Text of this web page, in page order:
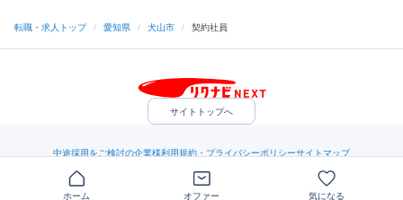
転職・求人トップ / 愛知県 / 犬山市 / 契約社員
ホーム オファー 気になる
サイトトップへ
中途採用をご検討の企業様利用規約・プライバシーポリシーサイトマップ
（C）Indeed Inc.